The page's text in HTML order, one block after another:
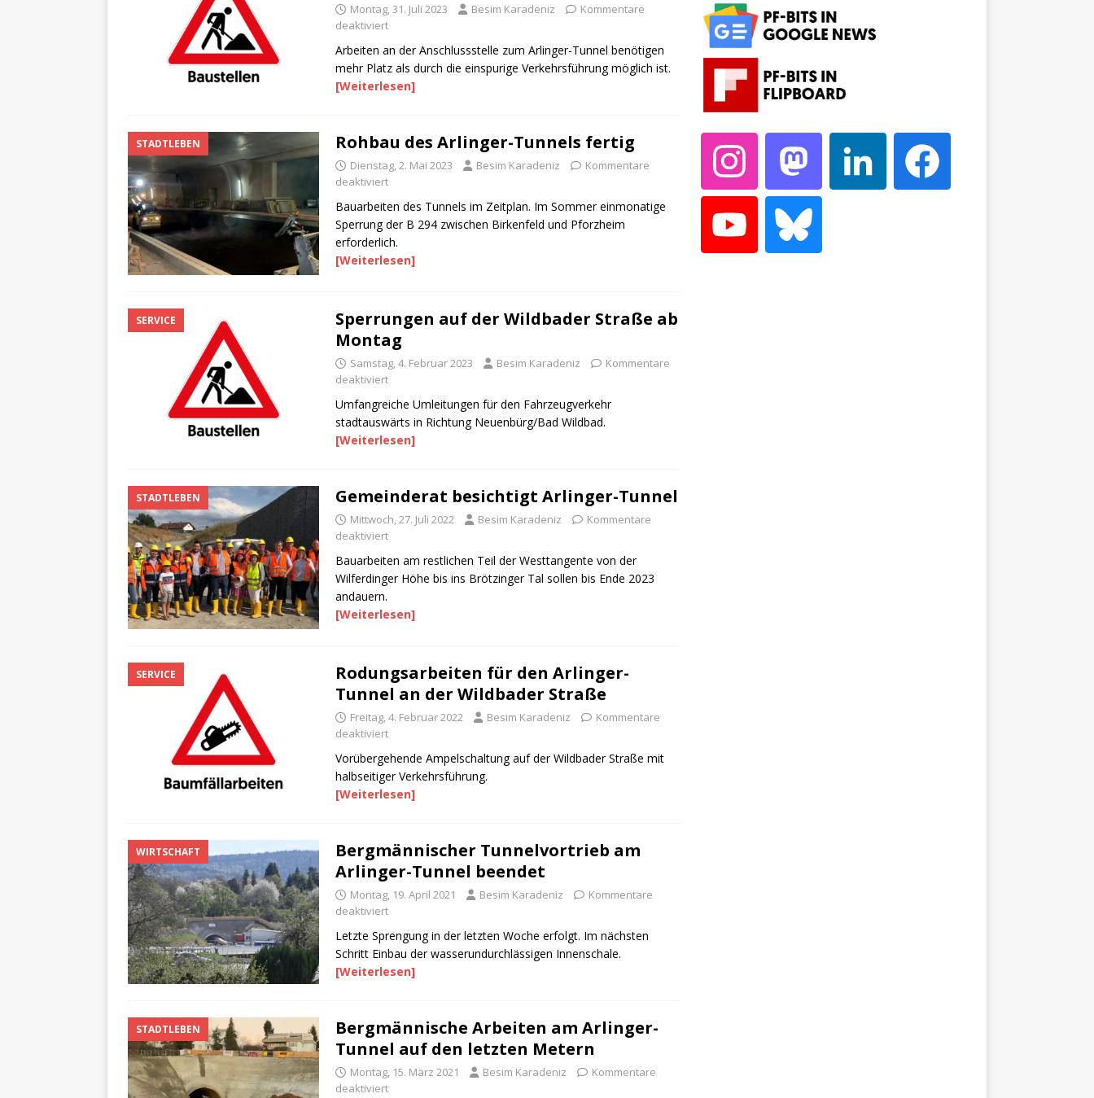
Montag, 31. Juli 2023 Besim Karadeniz
Kommentare
deaktiviert
Arbeiten an der Anschlussstelle zum Arlinger-Tunnel benötigen
mehr Platz als durch die einspurige Verkehrsführung möglich ist.
[Weiterlesen]
STADTLEBEN Rohbau des Arlinger-Tunnels fertig
Dienstag, 2. Mai 2023 Besim Karadeniz
Kommentare
deaktiviert
Bauarbeiten des Tunnels im Zeitplan. Im Sommer einmonatige
Sperrung der B 294 zwischen Birkenfeld und Pforzheim
erforderlich.
[Weiterlesen]
SERVICE
Sperrungen auf der Wildbader Straße ab
Montag
Samstag, 4. Februar 2023 Besim Karadeniz
Kommentare
deaktiviert
Umfangreiche Umleitungen für den Fahrzeugverkehr
stadtauswärts in Richtung Neuenbürg/Bad Wildbad.
[Weiterlesen]
STADTLEBEN Gemeinderat besichtigt Arlinger-Tunnel
Mittwoch, 27. Juli 2022 Besim Karadeniz
Kommentare
deaktiviert
Bauarbeiten am restlichen Teil der Westtangente von der
Wilferdinger Höhe bis ins Brötzinger Tal sollen bis Ende 2023
andauern.
[Weiterlesen]
SERVICE
Rodungsarbeiten für den Arlinger-
Tunnel an der Wildbader Straße
Freitag, 4. Februar 2022 Besim Karadeniz
Kommentare
deaktiviert
Vorübergehende Ampelschaltung auf der Wildbader Straße mit
halbseitiger Verkehrsführung.
[Weiterlesen]
WIRTSCHAFT
Bergmännischer Tunnelvortrieb am
Arlinger-Tunnel beendet
Montag, 19. April 2021 Besim Karadeniz
Kommentare
deaktiviert
Letzte Sprengung in der letzten Woche erfolgt. Im nächsten
Schritt Einbau der wasserundurchlässigen Innenschale.
[Weiterlesen]
STADTLEBEN
Bergmännische Arbeiten am Arlinger-
Tunnel auf den letzten Metern
Montag, 15. März 2021 Besim Karadeniz
Kommentare
deaktiviert